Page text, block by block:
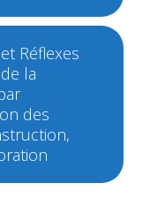
Réflexes
la
des